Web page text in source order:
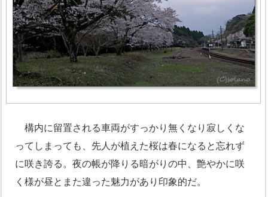
構内に留置される車両がすっかり無くなり寂しくな
ってしまっても、先人が植えた桜は春になると忘れず
に咲き誇る。夜の帳が降りる暗がりの中、艶やかに咲
く様が昼とまた違った魅力があり印象的だ。